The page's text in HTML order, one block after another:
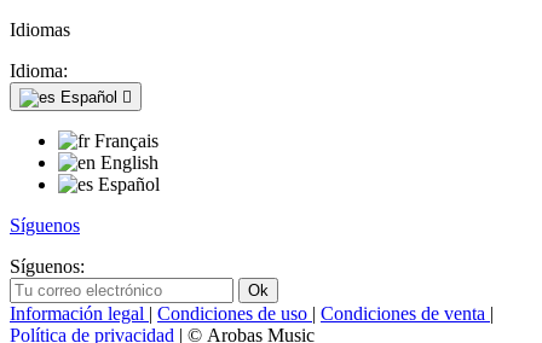
Idiomas
Idioma:
Español 
Français
English
Español
Síguenos
Síguenos:
Información legal | Condiciones de uso | Condiciones de venta |
Política de privacidad | © Arobas Music